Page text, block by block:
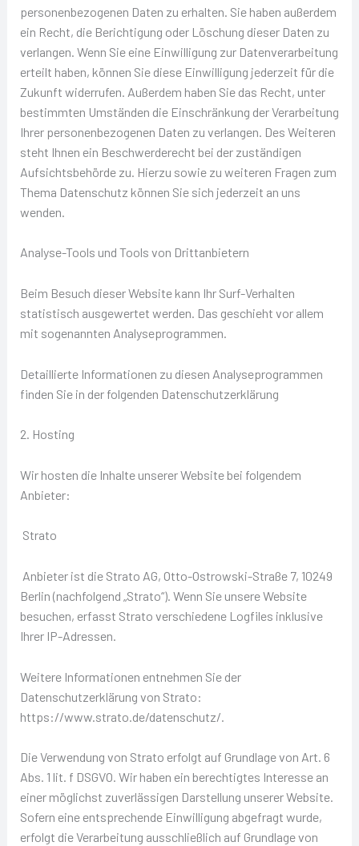
personenbezogenen Daten zu erhalten. Sie haben außerdem
ein Recht, die Berichtigung oder Löschung dieser Daten zu
verlangen. Wenn Sie eine Einwilligung zur Datenverarbeitung
erteilt haben, können Sie diese Einwilligung jederzeit für die
Zukunft widerrufen. Außerdem haben Sie das Recht, unter
bestimmten Umständen die Einschränkung der Verarbeitung
Ihrer personenbezogenen Daten zu verlangen. Des Weiteren
steht Ihnen ein Beschwerderecht bei der zuständigen
Aufsichtsbehörde zu. Hierzu sowie zu weiteren Fragen zum
Thema Datenschutz können Sie sich jederzeit an uns
wenden.
Analyse-Tools und Tools von Drittanbietern
Beim Besuch dieser Website kann Ihr Surf-Verhalten
statistisch ausgewertet werden. Das geschieht vor allem
mit sogenannten Analyseprogrammen.
Detaillierte Informationen zu diesen Analyseprogrammen
finden Sie in der folgenden Datenschutzerklärung
2. Hosting
Wir hosten die Inhalte unserer Website bei folgendem
Anbieter:
Strato
Anbieter ist die Strato AG, Otto-Ostrowski-Straße 7, 10249
Berlin (nachfolgend „Strato“). Wenn Sie unsere Website
besuchen, erfasst Strato verschiedene Logfiles inklusive
Ihrer IP-Adressen.
Weitere Informationen entnehmen Sie der
Datenschutzerklärung von Strato:
https://www.strato.de/datenschutz/.
Die Verwendung von Strato erfolgt auf Grundlage von Art. 6
Abs. 1 lit. f DSGVO. Wir haben ein berechtigtes Interesse an
einer möglichst zuverlässigen Darstellung unserer Website.
Sofern eine entsprechende Einwilligung abgefragt wurde,
erfolgt die Verarbeitung ausschließlich auf Grundlage von